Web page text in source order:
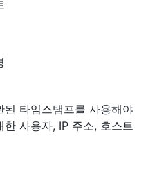
된 타임스탬프를 사용해야
사용자, IP 주소, 호스트